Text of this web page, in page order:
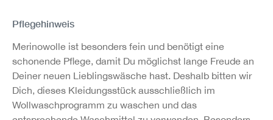
Pflegehinweis
Merinowolle ist besonders fein und benötigt eine
schonende Pflege, damit Du möglichst lange Freude an
Deiner neuen Lieblingswäsche hast. Deshalb bitten wir
Dich, dieses Kleidungsstück ausschließlich im
Wollwaschprogramm zu waschen und das